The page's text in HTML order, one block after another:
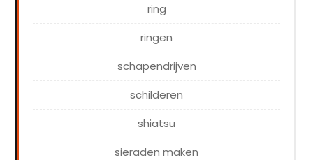
ring
ringen
schapendrijven
schilderen
shiatsu
sieraden maken